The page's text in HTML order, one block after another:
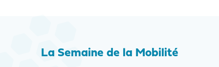
La Semaine de la Mobilité